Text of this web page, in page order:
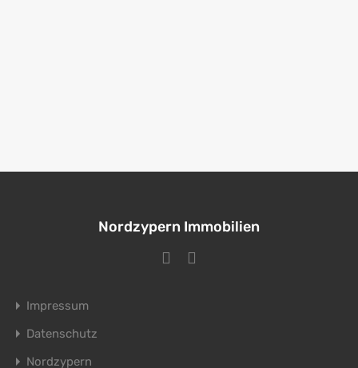
Nordzypern Immobilien
Impressum
Datenschutz
Nordzypern